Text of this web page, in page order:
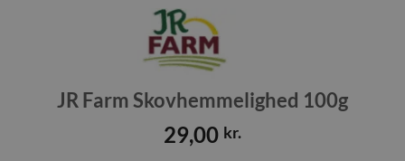
JR Farm Skovhemmelighed 100g
29,00 kr.